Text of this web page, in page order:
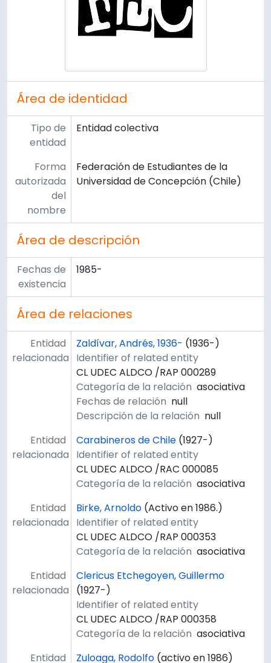
Área de identidad
Tipo de
entidad
Entidad colectiva
Forma
autorizada
del
nombre
Federación de Estudiantes de la
Universidad de Concepción (Chile)
Área de descripción
Fechas de
existencia
1985-
Área de relaciones
Entidad
relacionada
Zaldívar, Andrés, 1936- (1936-)
Identifier of related entity
CL UDEC ALDCO /RAP 000289
Categoría de la relación asociativa
Fechas de relación null
Descripción de la relación null
Entidad
relacionada
Carabineros de Chile (1927-)
Identifier of related entity
CL UDEC ALDCO /RAC 000085
Categoría de la relación asociativa
Entidad
relacionada
Birke, Arnoldo (Activo en 1986.)
Identifier of related entity
CL UDEC ALDCO /RAP 000353
Categoría de la relación asociativa
Entidad
relacionada
Clericus Etchegoyen, Guillermo
(1927-)
Identifier of related entity
CL UDEC ALDCO /RAP 000358
Categoría de la relación asociativa
Entidad
Zuloaga, Rodolfo (activo en 1986)